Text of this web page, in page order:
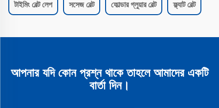
টাইমিং বেল্ট লেপ সসেজ বেল্ট ফোল্ডার গ্লুয়ার বেল্ট ফ্ল্যাট বেল্ট
আপনার যদি কোন প্রশ্ন থাকে তাহলে আমাদের একটি
বার্তা দিন।